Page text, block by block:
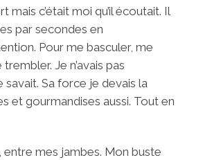
mais c’était moi qu’il écoutait. Il
par secondes en
Pour me basculer, me
Je n’avais pas
savait. Sa force je devais la
et gourmandises aussi. Tout en
mes jambes. Mon buste